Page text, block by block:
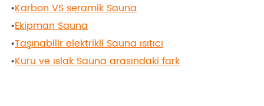
•Karbon VS seramik Sauna
•Ekipman Sauna
•Taşınabilir elektrikli Sauna ısıtıcı
•Kuru ve ıslak Sauna arasındaki fark